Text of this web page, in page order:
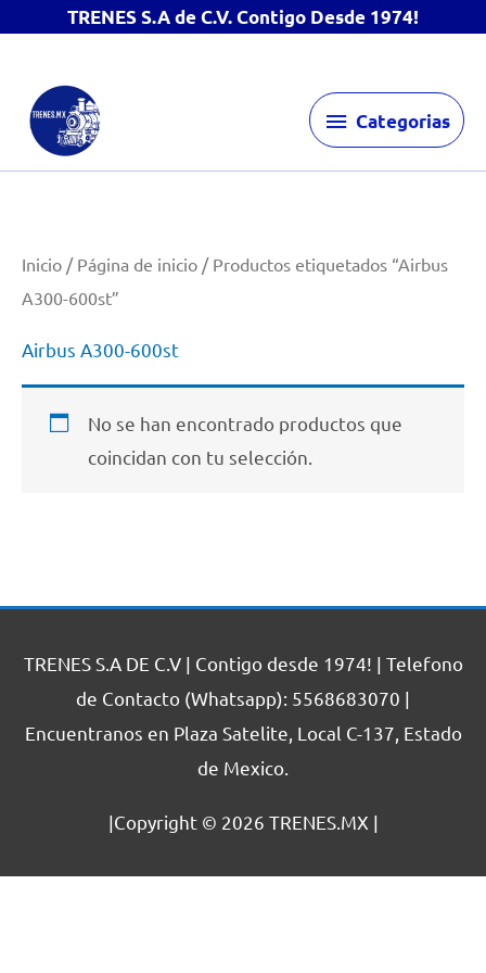
TRENES S.A de C.V. Contigo Desde 1974!
contenido
Categorias
Categorias
Inicio / Página de inicio / Productos etiquetados “Airbus
A300-600st”
Airbus A300-600st
No se han encontrado productos que
coincidan con tu selección.
TRENES S.A DE C.V | Contigo desde 1974! | Telefono
de Contacto (Whatsapp): 5568683070 |
Encuentranos en Plaza Satelite, Local C-137, Estado
de Mexico.
|Copyright © 2026 TRENES.MX |